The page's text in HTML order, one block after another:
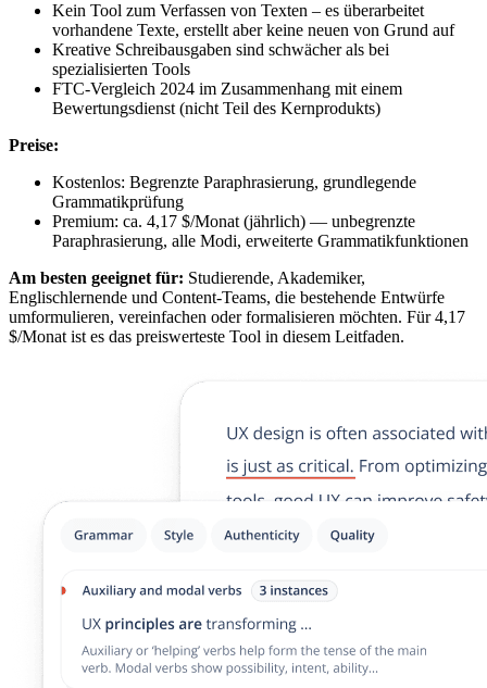
Kein Tool zum Verfassen von Texten – es überarbeitet
vorhandene Texte, erstellt aber keine neuen von Grund auf
Kreative Schreibausgaben sind schwächer als bei
spezialisierten Tools
FTC-Vergleich 2024 im Zusammenhang mit einem
Bewertungsdienst (nicht Teil des Kernprodukts)
Preise:
Kostenlos: Begrenzte Paraphrasierung, grundlegende
Grammatikprüfung
Premium: ca. 4,17 $/Monat (jährlich) — unbegrenzte
Paraphrasierung, alle Modi, erweiterte Grammatikfunktionen
Am besten geeignet für: Studierende, Akademiker,
Englischlernende und Content-Teams, die bestehende Entwürfe
umformulieren, vereinfachen oder formalisieren möchten. Für 4,17
$/Monat ist es das preiswerteste Tool in diesem Leitfaden.